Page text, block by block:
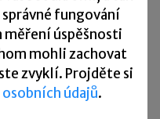
za červenec 2026
fungování
úspěšnosti
mohli zachovat
zvyklí. Projděte si
údajů.